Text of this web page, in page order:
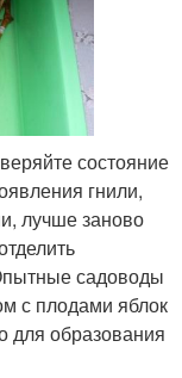
состояние
гнили,
лучше заново
садоводы
с плодами яблок
для образования